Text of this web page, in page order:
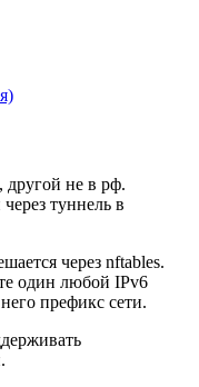
не в рф.
туннель в
через nftables.
один любой IPv6
префикс сети.